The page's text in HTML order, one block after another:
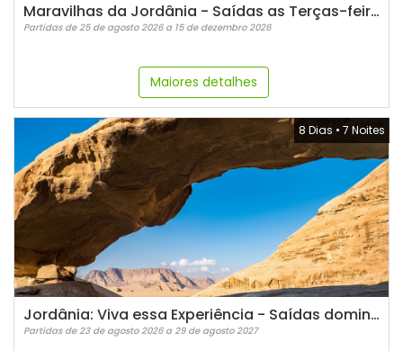
Maravilhas da Jordânia - Saídas as Terças-feiras
Partidas de 25 de agosto 2026 a 15 de dezembro 2026
Maiores detalhes
8 Dias • 7 Noites
Jordânia: Viva essa Experiência - Saídas domingos e quartas
Partidas de 23 de agosto 2026 a 29 de agosto 2027